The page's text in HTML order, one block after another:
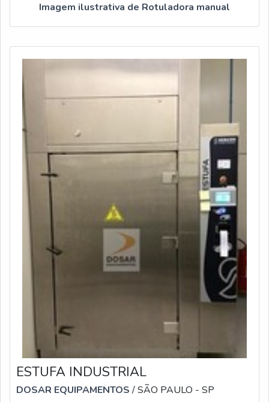
Imagem ilustrativa de Rotuladora manual
ESTUFA INDUSTRIAL
DOSAR EQUIPAMENTOS/ SÃO PAULO - SP